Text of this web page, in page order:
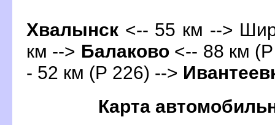
Хвалынск <-- 55 км -->
км --> Балаково<-- 88 км (Р
- 52 км (Р 226) -->
Карта